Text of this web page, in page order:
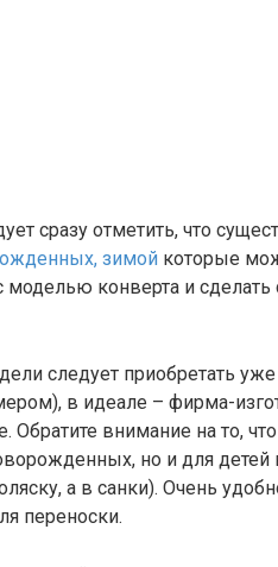
сразу отметить, что
зимой которые
моделью конверта и
следует приобретать
в идеале – фирма-
внимание на то,
но и для детей
а в санки). Очень
переноски.